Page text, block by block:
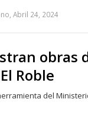
Abril 24, 2024
obras
Roble
del